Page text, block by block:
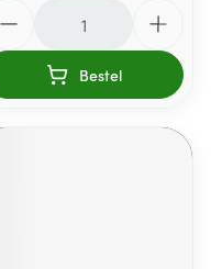
Bestel